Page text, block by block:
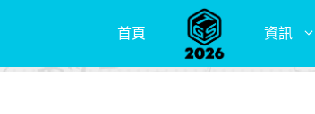
首頁 資訊